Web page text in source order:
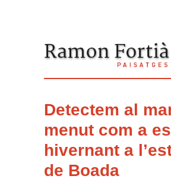
Detectem al
menut com a
hivernant a
de Boada